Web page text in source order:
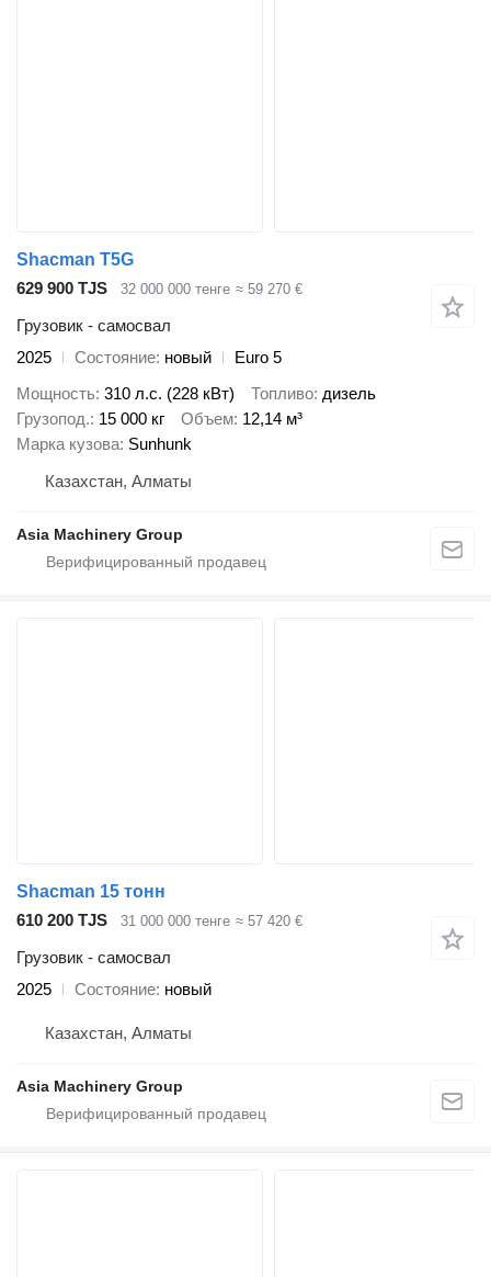
Shacman T5G
629 900 TJS
32 000 000 тенге ≈ 59 270 €
Грузовик - самосвал
2025
Состояние новый
Euro 5
Мощность 310 л.с. (228 кВт) Топливо дизель
Грузопод. 15 000 кг Объем 12,14 м³
Марка кузова Sunhunk
Казахстан, Алматы
Asia Machinery Group
Shacman 15 тонн
610 200 TJS
31 000 000 тенге ≈ 57 420 €
Грузовик - самосвал
2025
Состояние новый
Казахстан, Алматы
Asia Machinery Group